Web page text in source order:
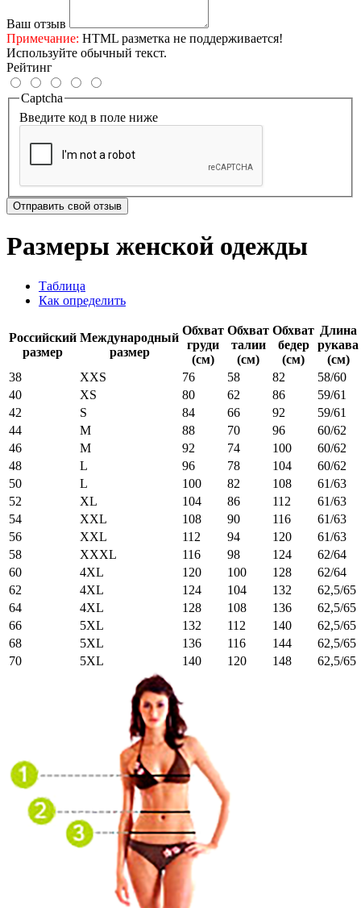
Ваш отзыв
Примечание: HTML разметка не поддерживается!
Используйте обычный текст.
Рейтинг
Captcha
Введите код в поле ниже
Отправить свой отзыв
Размеры женской одежды
Таблица
Как определить
Российский
размер
Международный
размер
Обхват
груди
(см)
Обхват
талии
(см)
Обхват
бедер
(см)
Длина
рукава
(см)
38
XXS 76 58 82
58/60
40
XS 80 62 86
59/61
42
S 84 66 92
59/61
44
M 88 70 96
60/62
46
M 92 74 100
60/62
48
L 96 78 104
60/62
50
L 100 82 108
61/63
52
XL 104 86 112
61/63
54
XXL 108 90 116
61/63
56
XXL 112 94 120
61/63
58
XXXL 116 98 124
62/64
60
4XL 120 100 128
62/64
62
4XL 124 104 132
62,5/65
64
4XL 128 108 136
62,5/65
66
5XL 132 112 140
62,5/65
68
5XL 136 116 144
62,5/65
70
5XL 140 120 148 62,5/65